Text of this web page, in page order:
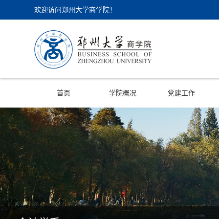
欢迎访问郑州大学商学院！
首页 学院概况 党建工作